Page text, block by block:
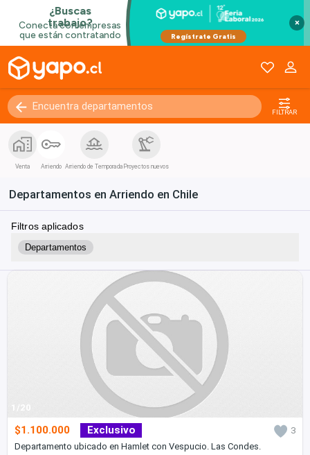
×
FILTRAR
Venta Arriendo Arriendo de Temporada Proyectos nuevos
Departamentos en Arriendo en Chile
Filtros aplicados
Departamentos
1/20
$1.100.000 Exclusivo
3
Departamento ubicado en Hamlet con Vespucio. Las Condes.